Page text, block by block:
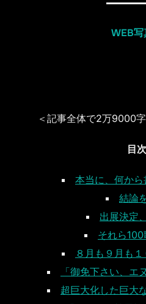
WEB写
＜記事全体で2万9000
目次
本当に、何から
結論
出展決定
それら
８月も９月も
「御免下さい、エ
超巨大化した巨大